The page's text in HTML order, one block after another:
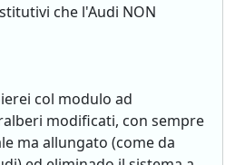
che l'Audi NON
col modulo ad
modificati, con sempre
ma allungato (come da